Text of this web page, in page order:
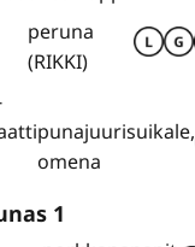
peruna
(RIKKI)
punajuurisuikale,
omena
1